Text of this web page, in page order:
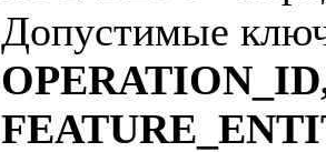
Допустимые